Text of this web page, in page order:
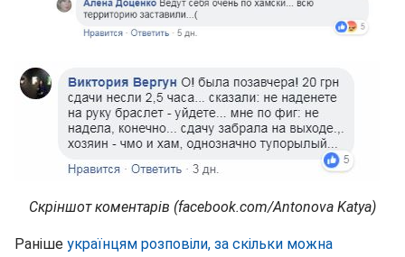
Скріншот коментарів (facebook.com/Antonova Katya)
Раніше українцям розповіли, за скільки можна